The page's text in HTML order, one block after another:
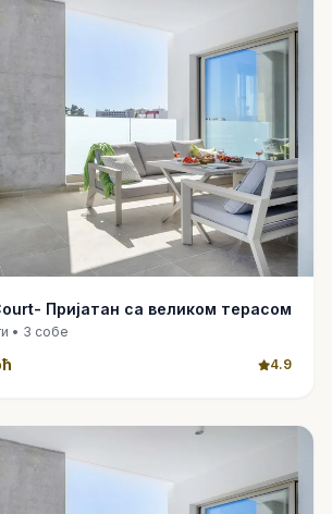
Пријатан са великом терасом
• 3 собе
4.9